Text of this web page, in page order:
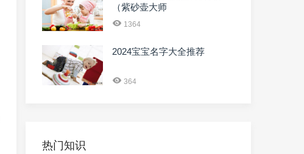
（紫砂壶大师
1364
2024宝宝名字大全推荐
364
热门知识